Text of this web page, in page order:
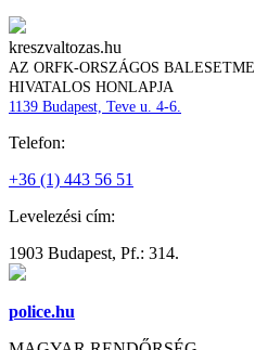
kreszvaltozas.hu
AZ ORFK-ORSZÁGOS
HIVATALOS HONLAPJA
1139 Budapest, Teve u. 4-6.
Telefon:
+36 (1) 443 56 51
Levelezési cím:
1903 Budapest, Pf.: 314.
police.hu